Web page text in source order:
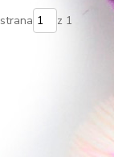
strana z 1